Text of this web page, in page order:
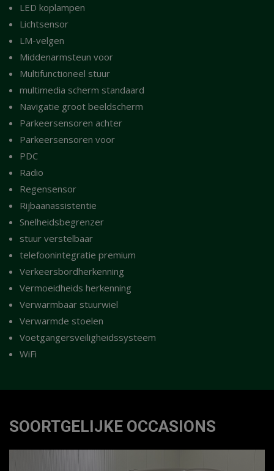
LED koplampen
Lichtsensor
LM-velgen
Middenarmsteun voor
Multifunctioneel stuur
multimedia scherm standaard
Navigatie groot beeldscherm
Parkeersensoren achter
Parkeersensoren voor
PDC
Radio
Regensensor
Rijbaanassistentie
Snelheidsbegrenzer
stuur verstelbaar
telefoonintegratie premium
Verkeersbordherkenning
Vermoeidheids herkenning
Verwarmbaar stuurwiel
Verwarmde stoelen
Voetgangersveiligheidssysteem
WiFi
SOORTGELIJKE OCCASIONS